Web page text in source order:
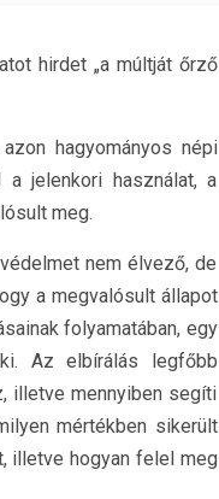
hirdet „a múltját őrző
hagyományos népi
jelenkori használat, a
meg.
nem élvező, de
a megvalósult állapot
folyamatában, egy
Az elbírálás legfőbb
illetve mennyiben segíti
mértékben sikerült
illetve hogyan felel meg